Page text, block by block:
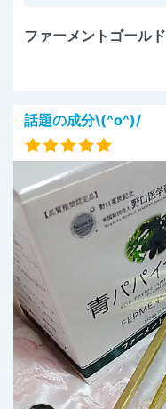
ファーメントゴールド
話題の成分\(^o^)/